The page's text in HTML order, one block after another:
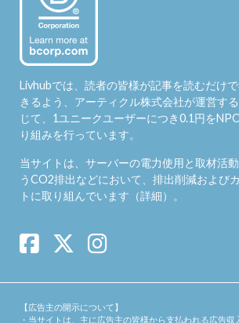
Livhubでは、読者の皆様が記事を読むだけ
きるよう、アーティクル株式会社が運営す
じて、1ユニークユーザーにつき0.1円を
り組みを行っています。
当サイトは、サーバーの電力使用と取材活
うCO2排出などにおいて、排出削減および
トに取り組んでいます（詳細）。
【広告主の開示について】
・当サイトは、主に広告主の皆様から支払われる広告